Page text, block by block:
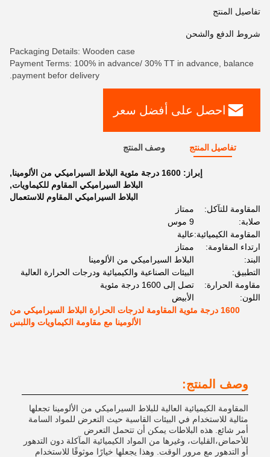
تفاصيل المنتج
شروط الدفع والشحن
Packaging Details: Wooden case
Payment Terms: 100% in advance/ 30% TT in advance, balance
payment befor delivery.
احصل على أفضل سعر
تفاصيل المنتج وصف المنتج
إبراز: 1600 درجة مئوية البلاط السيراميكي من الألومينا
,
البلاط السيراميكي المقاوم للكيماويات,
البلاط السيراميكي المقاوم للاستعمال
المقاومة للتآكل:
ممتاز
صلابة:
9 موس
المقاومة الكيميائية:عالية
ارتداء المقاومة:
ممتاز
البند:
البلاط السيراميكي من الألومينا
التطبيق:
البيئات الصناعية والكيميائية ودرجات الحرارة العالية
مقاومة الحرارة:
تصل إلى 1600 درجة مئوية
اللون:
الأبيض
1600 درجة مئوية المقاومة لدرجات الحرارة البلاط السيراميكي من
الألومينا مع مقاومة الكيماويات واللبس
وصف المنتج:
المقاومة الكيميائية العالية للبلاط السيراميكي من الألومينا تجعلها
مثالية للاستخدام في البيئات القاسية حيث التعرض للمواد السامة
أمر شائع. هذه البلاطات يمكن أن تتحمل التعرض
للأحماض،القليات، وغيرها من المواد الكيميائية المآكلة دون التدهور
أو التدهور مع مرور الوقت. وهذا يجعلها خيارًا موثوقًا للاستخدام